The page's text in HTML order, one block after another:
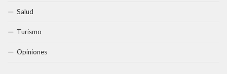
Salud
Turismo
Opiniones